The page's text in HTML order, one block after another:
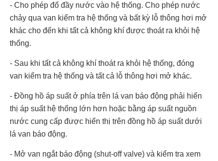
- Cho phép đổ đầy nước vào hệ thống. Cho phép nước
chảy qua van kiểm tra hệ thống và bất kỳ lỗ thông hơi mở
khác cho đến khi tất cả không khí được thoát ra khỏi hệ
thống.
- Sau khi tất cả không khí thoát ra khỏi hệ thống, đóng
van kiểm tra hệ thống và tất cả lỗ thông hơi mở khác.
- Đồng hồ áp suất ở phía trên lá van báo động phải hiển
thị áp suất hệ thống lớn hơn hoặc bằng áp suất nguồn
nước cung cấp được hiển thị trên đồng hồ áp suất dưới
lá van báo động.
- Mở van ngắt báo động (shut-off valve) và kiểm tra xem